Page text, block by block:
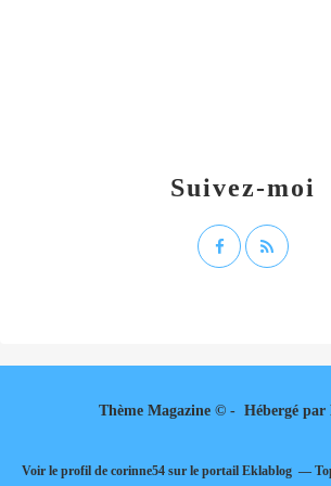
Suivez-moi
Thème Magazine © - Hébergé par
Voir le profil de corinne54sur le portail Eklablog